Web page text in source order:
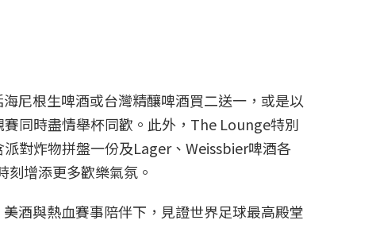
尼根生啤酒或台灣精釀啤酒買二送一，或是以
同時盡情舉杯同歡。此外，The Lounge特別
對炸物拼盤一份及Lager、Weissbier啤酒各
增添更多歡樂氣氛。
酒與熱血賽事陪伴下，見證世界足球最高殿堂